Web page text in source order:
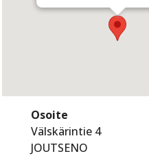
Osoite
Välskärintie 4
JOUTSENO